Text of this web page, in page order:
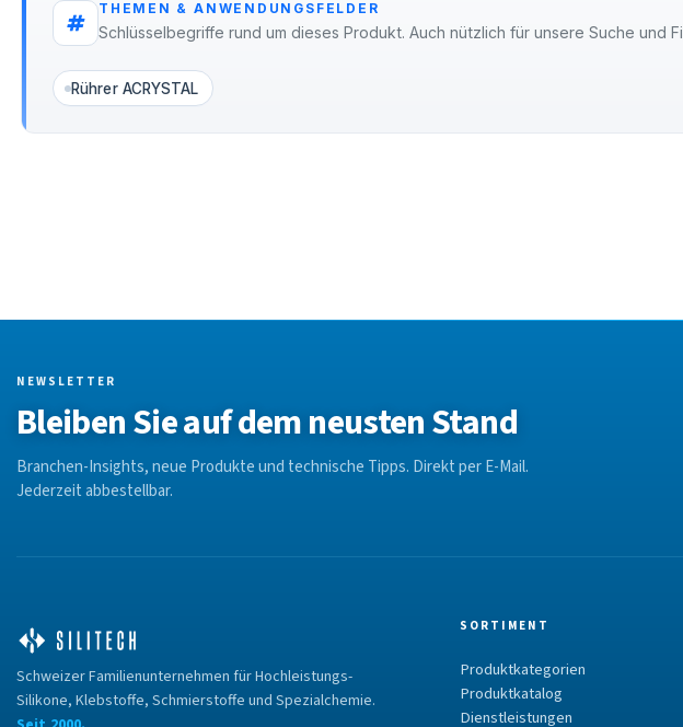
THEMEN & ANWENDUNGSFELDER
Schlüsselbegriffe rund um dieses Produkt. Auch nützlich für unsere Suche und
Rührer ACRYSTAL
NEWSLETTER
Bleiben Sie auf dem neusten Stand
Branchen-Insights, neue Produkte und technische Tipps. Direkt per E-Mail.
Jederzeit abbestellbar.
Schweizer Familienunternehmen für Hochleistungs-
Silikone, Klebstoffe, Schmierstoffe und Spezialchemie.
SORTIMENT
Produktkategorien
Produktkatalog
Dienstleistungen